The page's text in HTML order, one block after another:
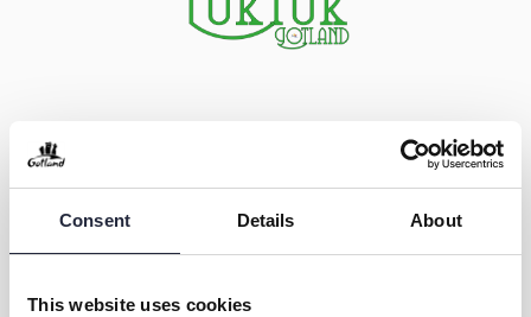
Consent Details About
This website uses cookies